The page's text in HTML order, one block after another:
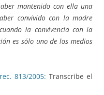
mantenido con ella una
convivido con la madre
la convivencia con la
es sólo uno de los medios
813/2005: Transcribe el